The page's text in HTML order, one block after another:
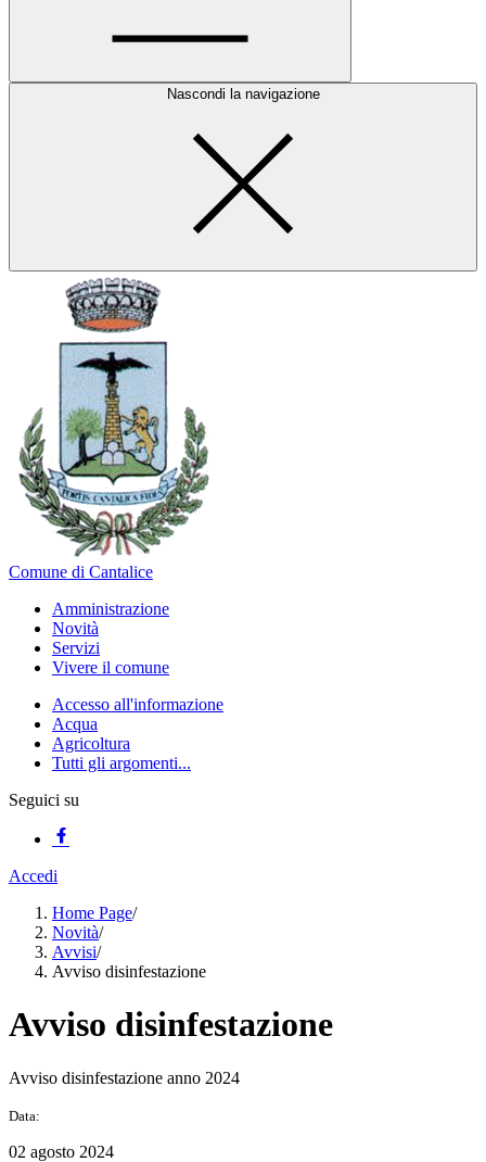
Nascondi la navigazione
Comune di Cantalice
Amministrazione
Novità
Servizi
Vivere il comune
Accesso all'informazione
Acqua
Agricoltura
Tutti gli argomenti...
Seguici su
Accedi
Home Page/
Novità/
Avvisi/
Avviso disinfestazione
Avviso disinfestazione
Avviso disinfestazione anno 2024
Data:
02 agosto 2024